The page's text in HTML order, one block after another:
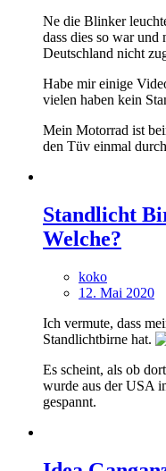
Ne die Blinker
dass dies so war und
Deutschland nicht
Habe mir einige
vielen haben kein
Mein Motorrad ist
den Tüv einmal
Standlicht
Welche?
koko
12. Mai 2020
Ich vermute, dass
Standlichtbirne hat.
Es scheint, als ob
wurde aus der USA
gespannt.